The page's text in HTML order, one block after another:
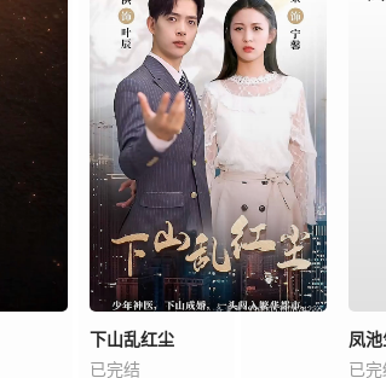
下山乱红尘
已完结
凤
已完